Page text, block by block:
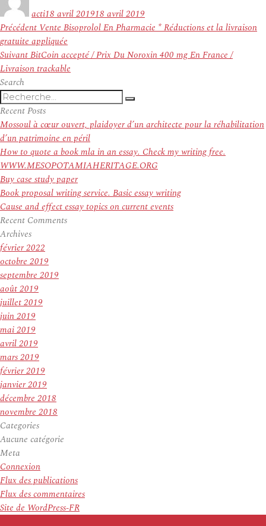
actile
18 avril 201918 avril 2019
Navigation
de
l’article
Précédent Article
précédent :
Vente Bisoprolol En Pharmacie * Réductions et la livraison
gratuite appliquée
SuivantArticle
suivant :
BitCoin accepté / Prix Du Noroxin 400 mg En France /
Livraison trackable
Search
Recherche
pour
:
Recherche
Recent Posts
Mossoul à cœur ouvert, plaidoyer d’un architecte pour la réhabilitation
d’un patrimoine en péril
How to quote a book mla in an essay. Check my writing free.
WWW.MESOPOTAMIAHERITAGE.ORG
Buy case study paper
Book proposal writing service. Basic essay writing
Cause and effect essay topics on current events
Recent Comments
Archives
février 2022
octobre 2019
septembre 2019
août 2019
juillet 2019
juin 2019
mai 2019
avril 2019
mars 2019
février 2019
janvier 2019
décembre 2018
novembre 2018
Categories
Aucune catégorie
Meta
Connexion
Flux des publications
Flux des commentaires
Site de WordPress-FR